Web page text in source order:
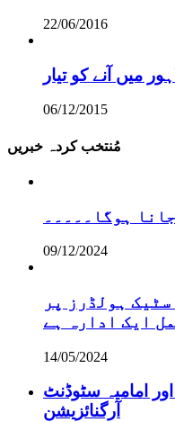
22/06/2016
میں آنے کو تیار
06/12/2015
مُنتخب کردہ خبریں
ہوگا۔۔۔۔۔
09/12/2024
ہولڈرز پر
ایک ادارہ ہے
14/05/2024
امامیہ سٹوڈنٹ
آرگنائزیشن